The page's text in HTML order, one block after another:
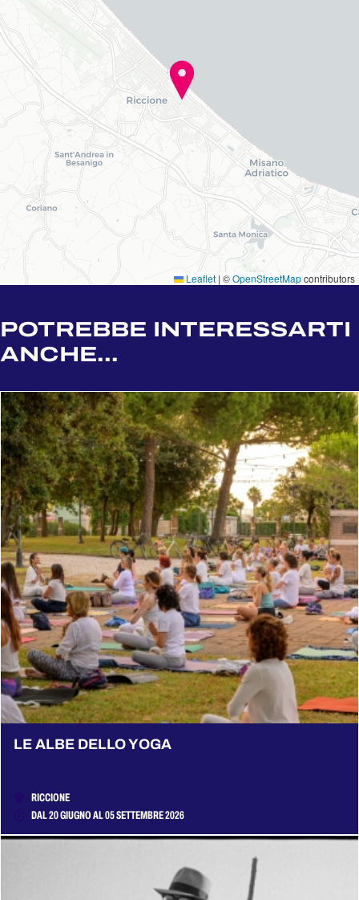
Leaflet | ©OpenStreetMapcontributors
POTREBBE INTERESSARTI
ANCHE...
LE ALBE DELLO YOGA
RICCIONE
DAL 20 GIUGNO AL 05 SETTEMBRE 2026